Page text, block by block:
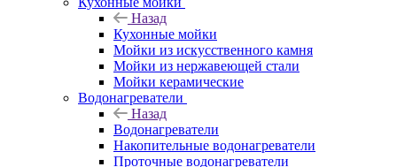
Назад
Кухонные мойки
Мойки из искусственного камня
Мойки из нержавеющей стали
Мойки керамические
Водонагреватели
Назад
Водонагреватели
Накопительные водонагреватели
Проточные водонагреватели